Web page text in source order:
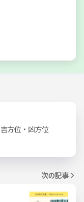
方位・凶方位
次の記事